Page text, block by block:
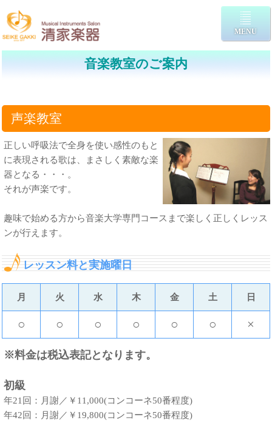
MENU
音楽教室のご案内
声楽教室
正しい呼吸法で全身を使い感性のもと
に表現される歌は、まさしく素敵な楽
器となる・・・。
それが声楽です。
趣味で始める方から音楽大学専門コースまで楽しく正しくレッス
ンが行えます。
レッスン料と実施曜日
月 火 水 木 金 土 日
○ ○ ○ ○ ○ ○ ×
※料金は税込表記となります。
初級
年21回：月謝／￥11,000(コンコーネ50番程度)
年42回：月謝／￥19,800(コンコーネ50番程度)